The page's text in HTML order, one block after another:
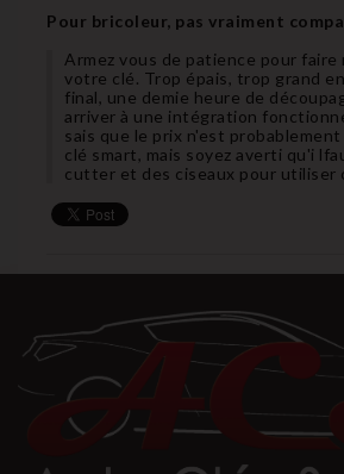
Pour bricoleur, pas vraiment
Armez vous de patience pour faire
votre clé. Trop épais, trop grand
final, une demie heure de
arriver à une intégration
sais que le prix n'est
clé smart, mais soyez averti qu'i
cutter et des ciseaux pour utiliser